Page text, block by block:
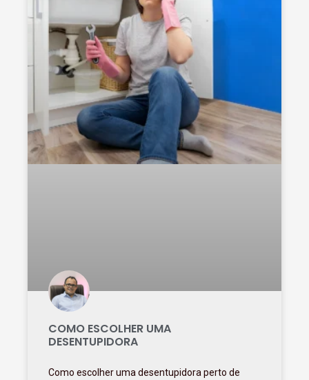
COMO ESCOLHER UMA
DESENTUPIDORA
Como escolher uma desentupidora perto de